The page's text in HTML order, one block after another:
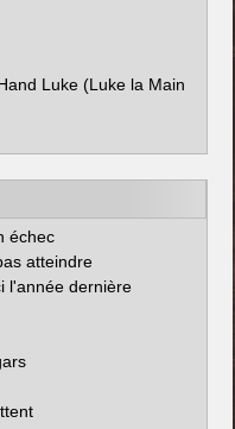
Luke (Luke la Main
échec
atteindre
l'année dernière